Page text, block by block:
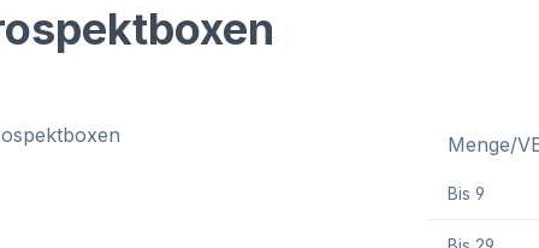
Menge/
Bis 9